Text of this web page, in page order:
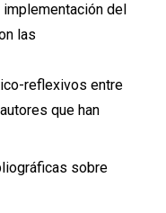
del
las
reflexivos entre
que han
sobre